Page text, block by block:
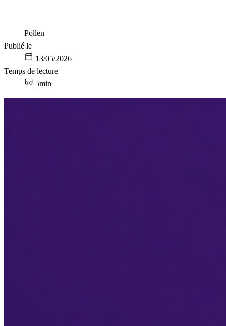
Pollen
Publié le
13/05/2026
Temps de lecture
5min